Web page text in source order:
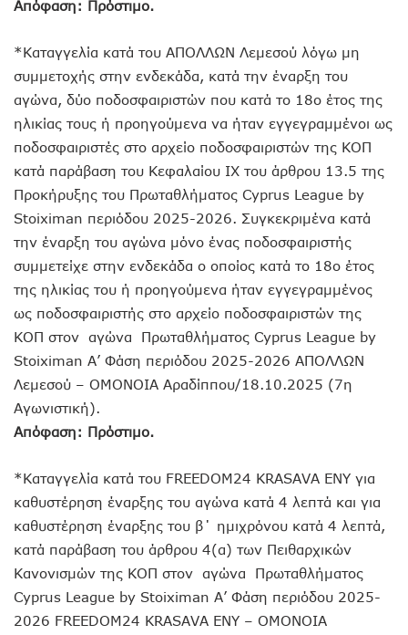
Απόφαση: Πρόστιμο.
*Καταγγελία κατά του ΑΠΟΛΛΩΝ Λεμεσού λόγω μη
συμμετοχής στην ενδεκάδα, κατά την έναρξη του
αγώνα, δύο ποδοσφαιριστών που κατά το 18ο έτος της
ηλικίας τους ή προηγούμενα να ήταν εγγεγραμμένοι ως
ποδοσφαιριστές στο αρχείο ποδοσφαιριστών της ΚΟΠ
κατά παράβαση του Κεφαλαίου ΙΧ του άρθρου 13.5 της
Προκήρυξης του Πρωταθλήματος Cyprus League by
Stoiximan περιόδου 2025-2026. Συγκεκριμένα κατά
την έναρξη του αγώνα μόνο ένας ποδοσφαιριστής
συμμετείχε στην ενδεκάδα ο οποίος κατά το 18ο έτος
της ηλικίας του ή προηγούμενα ήταν εγγεγραμμένος
ως ποδοσφαιριστής στο αρχείο ποδοσφαιριστών της
ΚΟΠ στον αγώνα Πρωταθλήματος Cyprus League by
Stoiximan Α’ Φάση περιόδου 2025-2026 ΑΠΟΛΛΩΝ
Λεμεσού – ΟΜΟΝΟΙΑ Αραδίππου/18.10.2025 (7η
Αγωνιστική).
Απόφαση: Πρόστιμο.
*Καταγγελία κατά του FREEDOM24 KRASAVA ΕΝΥ για
καθυστέρηση έναρξης του αγώνα κατά 4 λεπτά και για
καθυστέρηση έναρξης του β΄ ημιχρόνου κατά 4 λεπτά,
κατά παράβαση του άρθρου 4(α) των Πειθαρχικών
Κανονισμών της ΚΟΠ στον αγώνα Πρωταθλήματος
Cyprus League by Stoiximan Α’ Φάση περιόδου 2025-
2026 FREEDOM24 KRASAVA ΕΝΥ – ΟΜΟΝΟΙΑ